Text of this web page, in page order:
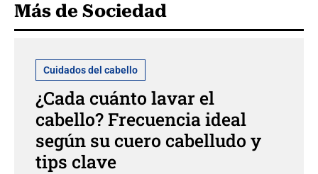
Más de Sociedad
Cuidados del cabello
¿Cada cuánto lavar el
cabello? Frecuencia ideal
según su cuero cabelludo y
tips clave